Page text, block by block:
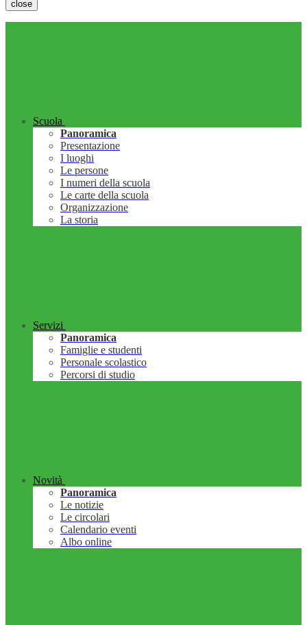
close
Scuola
Panoramica
Presentazione
I luoghi
Le persone
I numeri della scuola
Le carte della scuola
Organizzazione
La storia
Servizi
Panoramica
Famiglie e studenti
Personale scolastico
Percorsi di studio
Novità
Panoramica
Le notizie
Le circolari
Calendario eventi
Albo online